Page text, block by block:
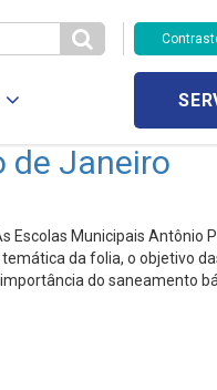
de Janeiro
Municipais Antônio
da folia, o objetivo
do saneamento